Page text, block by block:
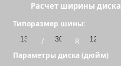
Расчет ширины диска
Типоразмер шины:
/
R
Параметры диска (дюйм)